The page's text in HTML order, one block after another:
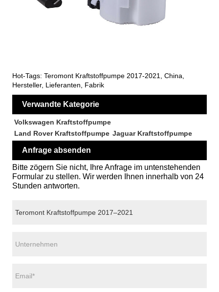
Hot-Tags: Teromont Kraftstoffpumpe 2017-2021, China,
Hersteller, Lieferanten, Fabrik
Verwandte Kategorie
Volkswagen Kraftstoffpumpe
Land Rover Kraftstoffpumpe Jaguar Kraftstoffpumpe
Anfrage absenden
Bitte zögern Sie nicht, Ihre Anfrage im untenstehenden
Formular zu stellen. Wir werden Ihnen innerhalb von 24
Stunden antworten.